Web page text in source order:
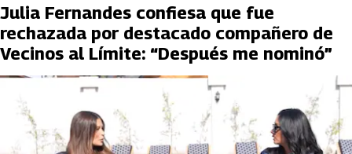
Julia Fernandes confiesa que fue
rechazada por destacado compañero de
Vecinos al Límite: “Después me nominó”